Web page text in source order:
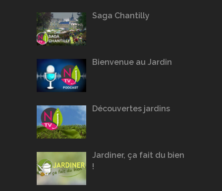
Saga Chantilly
Bienvenue au Jardin
Découvertes jardins
Jardiner, ça fait du bien
!